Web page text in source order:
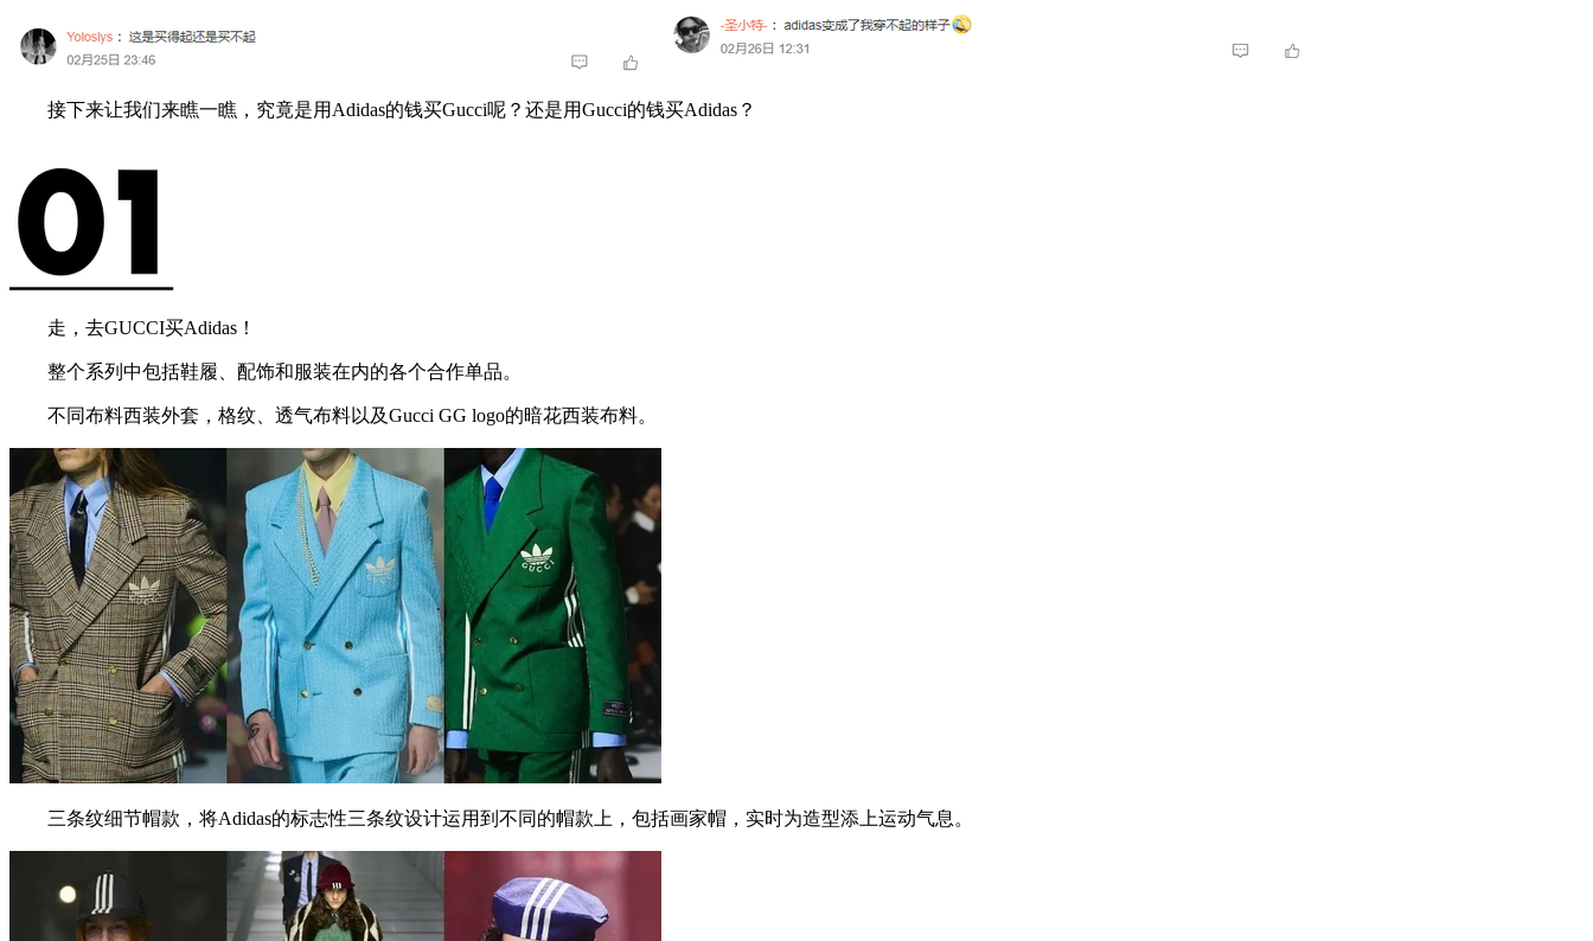
接下来让我们来瞧一瞧，究竟是用Adidas的钱买Gucci呢？还是用Gucci的钱买Adidas？
走，去GUCCI买Adidas！
整个系列中包括鞋履、配饰和服装在内的各个合作单品。
不同布料西装外套，格纹、透气布料以及Gucci GG logo的暗花西装布料。
三条纹细节帽款，将Adidas的标志性三条纹设计运用到不同的帽款上，包括画家帽，实时为造型添上运动气息。